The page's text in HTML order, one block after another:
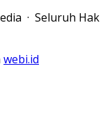
· Seluruh Hak
webi.id